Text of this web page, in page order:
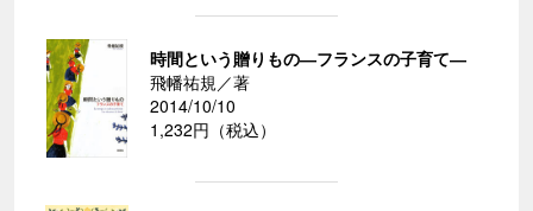
時間という贈りもの―フランスの子育て―
飛幡祐規／著
2014/10/10
1,232円（税込）